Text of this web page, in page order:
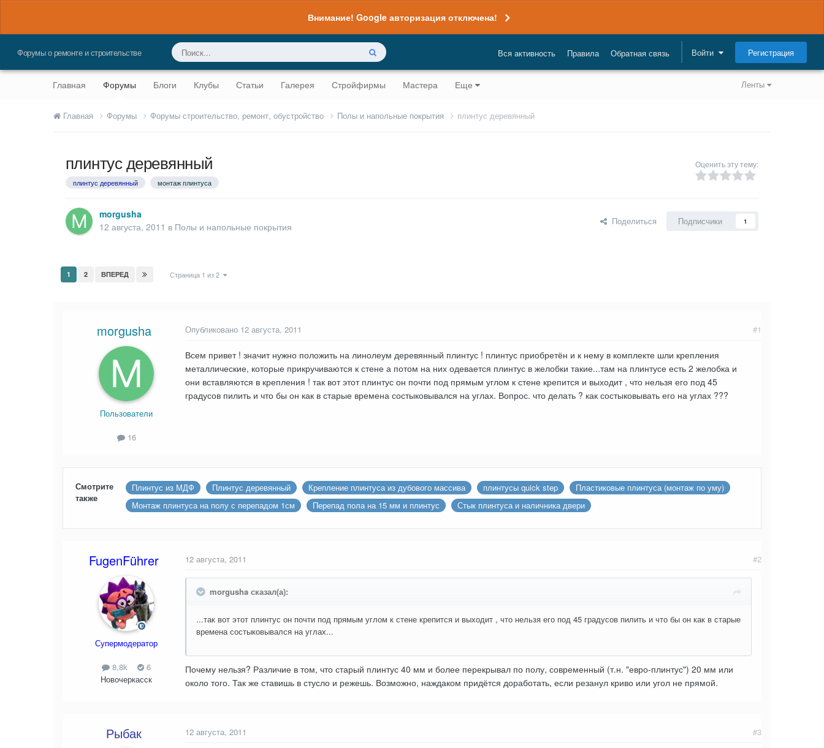
Внимание! Google авторизация отключена!
Форумы о ремонте и строительстве Вся активность Правила Обратная связь Войти Регистрация
Ленты
Главная Форумы Блоги Клубы Статьи Галерея Стройфирмы Мастера Еще
Главная Форумы Форумы строительство, ремонт, обустройство Полы и напольные покрытия плинтус деревянный
плинтус деревянный
плинтус деревянный монтаж плинтуса
Оценить эту тему:
morgusha
12 августа, 2011 в Полы и напольные покрытия Поделиться Подписчики 1
1 2 ВПЕРЕД Страница 1 из 2
morgusha
Пользователи
16
#1
Опубликовано 12 августа, 2011
Всем привет ! значит нужно положить на линолеум деревянный плинтус ! плинтус приобретён и к нему в комплекте шли крепления
металлические, которые прикручиваются к стене а потом на них одевается плинтус в желобки такие...там на плинтусе есть 2 желобка и
они вставляются в крепления ! так вот этот плинтус он почти под прямым углом к стене крепится и выходит , что нельзя его под 45
градусов пилить и что бы он как в старые времена состыковывался на углах. Вопрос. что делать ? как состыковывать его на углах ???
Смотрите
также
Плинтус из МДФ Плинтус деревянный Крепление плинтуса из дубового массива плинтусы quick step
Пластиковые плинтуса (монтаж по уму)
Монтаж плинтуса на полу с перепадом 1см
Перепад пола на 15 мм и плинтус Стык плинтуса и наличника двери
FugenFührer
Супермодератор
8,8k
6
Новочеркасск
#2
12 августа, 2011
morgusha сказал(а):
...так вот этот плинтус он почти под прямым углом к стене крепится и выходит , что нельзя его под 45 градусов пилить и что бы он как в старые
времена состыковывался на углах...
Почему нельзя? Различие в том, что старый плинтус 40 мм и более перекрывал по полу, современный (т.н. "евро-плинтус") 20 мм или
около того. Так же ставишь в стусло и режешь. Возможно, наждаком придётся доработать, если резанул криво или угол не прямой.
Рыбак #3
12 августа, 2011